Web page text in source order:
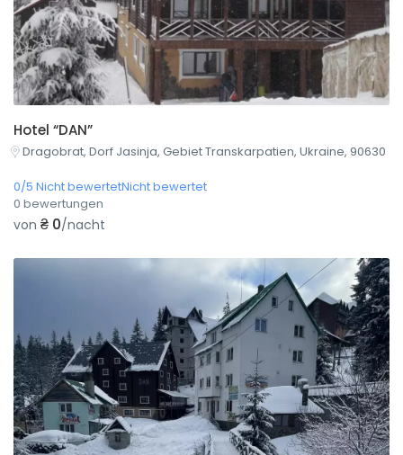
Hotel “DAN”
Dragobrat, Dorf Jasinja, Gebiet Transkarpatien, Ukraine, 90630
0/5 Nicht bewertetNicht bewertet
0 bewertungen
von ₴ 0/nacht